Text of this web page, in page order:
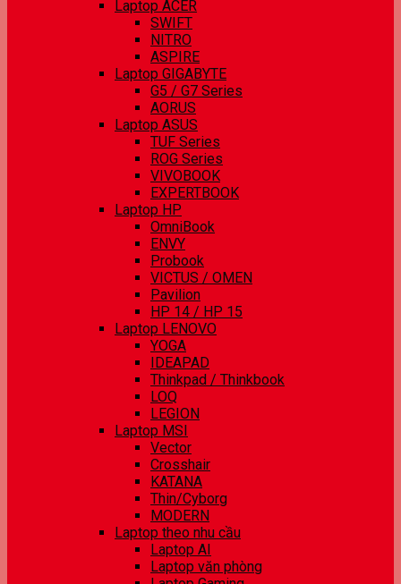
Laptop ACER
SWIFT
NITRO
ASPIRE
Laptop GIGABYTE
G5 / G7 Series
AORUS
Laptop ASUS
TUF Series
ROG Series
VIVOBOOK
EXPERTBOOK
Laptop HP
OmniBook
ENVY
Probook
VICTUS / OMEN
Pavilion
HP 14 / HP 15
Laptop LENOVO
YOGA
IDEAPAD
Thinkpad / Thinkbook
LOQ
LEGION
Laptop MSI
Vector
Crosshair
KATANA
Thin/Cyborg
MODERN
Laptop theo nhu cầu
Laptop AI
Laptop văn phòng